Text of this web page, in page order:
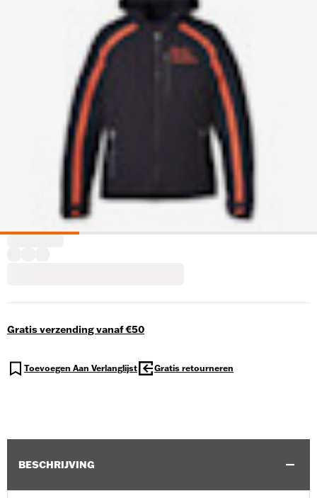
Gratis verzending vanaf €50
Toevoegen Aan Verlanglijst Gratis retourneren
BESCHRIJVING